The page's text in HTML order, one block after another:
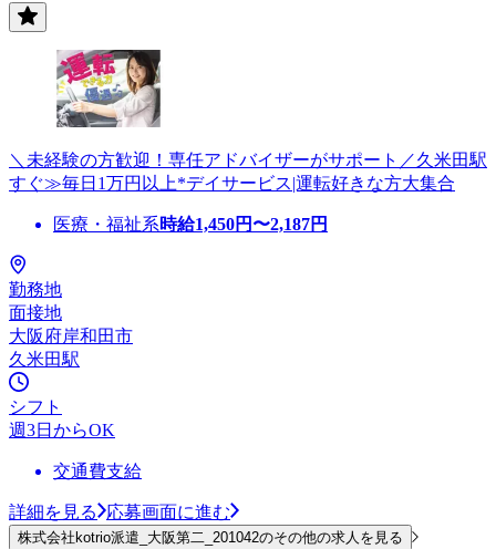
＼未経験の方歓迎！専任アドバイザーがサポート／久米田駅
すぐ≫毎日1万円以上*デイサービス|運転好きな方大集合
医療・福祉系時給1,450円〜2,187円
勤務地
面接地
大阪府岸和田市
久米田駅
シフト
週3日からOK
交通費支給
詳細を見る 応募画面に進む
株式会社kotrio派遣_大阪第二_201042のその他の求人を見る